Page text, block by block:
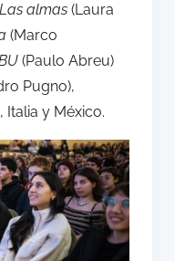
Las almas (Laura
(Marco
(Paulo Abreu)
Pugno),
y México.